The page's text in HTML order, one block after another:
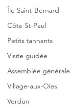
Île Saint-Bernard
Côte St-Paul
Petits tannants
Visite guidée
Assemblée générale
Village-aux-Oies
Verdun